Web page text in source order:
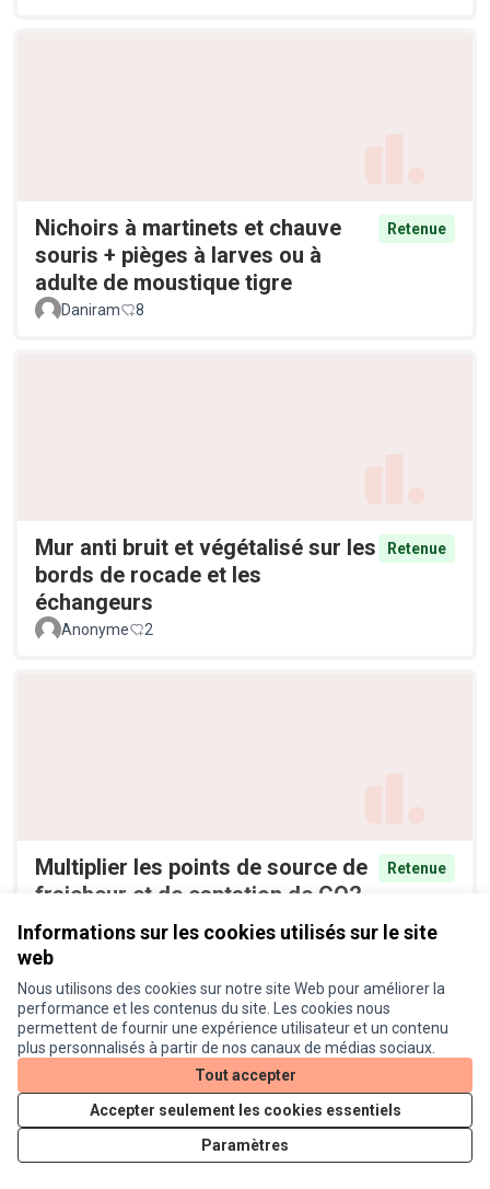
Informations sur les cookies utilisés sur le site
web
Nous utilisons des cookies sur notre site Web pour améliorer la
performance et les contenus du site. Les cookies nous
permettent de fournir une expérience utilisateur et un contenu
plus personnalisés à partir de nos canaux de médias sociaux.
Tout accepter
Accepter seulement les cookies essentiels
Paramètres
Nichoirs à martinets et chauve
souris + pièges à larves ou à
adulte de moustique tigre
Retenue
Daniram 8
Mur anti bruit et végétalisé sur les
bords de rocade et les
échangeurs
Retenue
Anonyme 2
Multiplier les points de source de
fraicheur et de captation de CO2
dans le quartier
Retenue